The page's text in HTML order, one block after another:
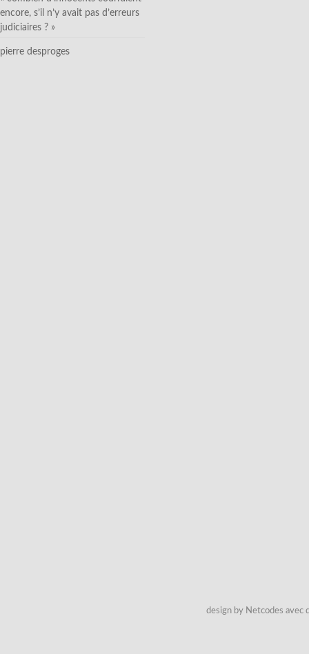
encore, s’il n’y avait pas d’erreurs
judiciaires ? »
pierre desproges
design by Netcodes avec